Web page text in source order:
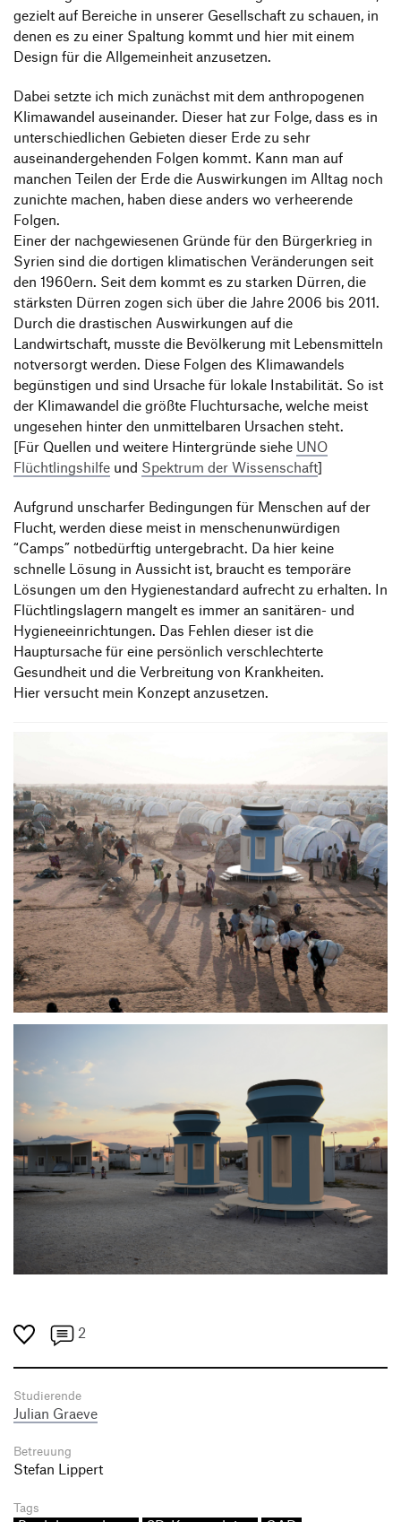
gezielt auf Bereiche in unserer Gesellschaft zu schauen, in
denen es zu einer Spaltung kommt und hier mit einem
Design für die Allgemeinheit anzusetzen.
Dabei setzte ich mich zunächst mit dem anthropogenen
Klimawandel auseinander. Dieser hat zur Folge, dass es in
unterschiedlichen Gebieten dieser Erde zu sehr
auseinandergehenden Folgen kommt. Kann man auf
manchen Teilen der Erde die Auswirkungen im Alltag noch
zunichte machen, haben diese anders wo verheerende
Folgen.
Einer der nachgewiesenen Gründe für den Bürgerkrieg in
Syrien sind die dortigen klimatischen Veränderungen seit
den 1960ern. Seit dem kommt es zu starken Dürren, die
stärksten Dürren zogen sich über die Jahre 2006 bis 2011.
Durch die drastischen Auswirkungen auf die
Landwirtschaft, musste die Bevölkerung mit Lebensmitteln
notversorgt werden. Diese Folgen des Klimawandels
begünstigen und sind Ursache für lokale Instabilität. So ist
der Klimawandel die größte Fluchtursache, welche meist
ungesehen hinter den unmittelbaren Ursachen steht.
[Für Quellen und weitere Hintergründe siehe UNO
Flüchtlingshilfe und Spektrum der Wissenschaft]
Aufgrund unscharfer Bedingungen für Menschen auf der
Flucht, werden diese meist in menschenunwürdigen
“Camps” notbedürftig untergebracht. Da hier keine
schnelle Lösung in Aussicht ist, braucht es temporäre
Lösungen um den Hygienestandard aufrecht zu erhalten. In
Flüchtlingslagern mangelt es immer an sanitären- und
Hygieneeinrichtungen. Das Fehlen dieser ist die
Hauptursache für eine persönlich verschlechterte
Gesundheit und die Verbreitung von Krankheiten.
Hier versucht mein Konzept anzusetzen.
2
Studierende
Julian Graeve
Betreuung
Stefan Lippert
Tags